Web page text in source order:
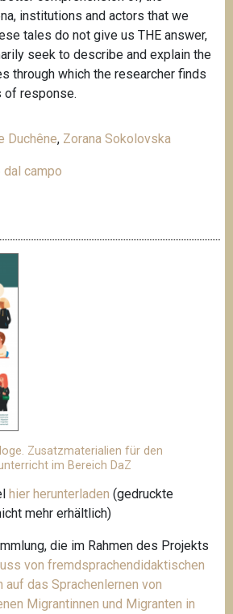
institutions and actors that we
tales do not give us THE answer,
seek to describe and explain the
through which the researcher finds
of response.
Duchêne, Zorana Sokolovska
dal campo
Zusatzmaterialien für den
im Bereich DaZ
hier herunterladen (gedruckte
mehr erhältlich)
die im Rahmen des Projekts
von fremdsprachendidaktischen
auf das Sprachenlernen von
Migrantinnen und Migranten in